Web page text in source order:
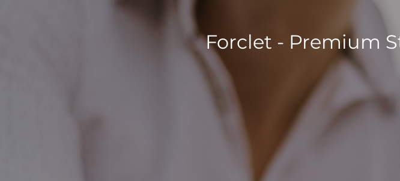
Forclet - Premium